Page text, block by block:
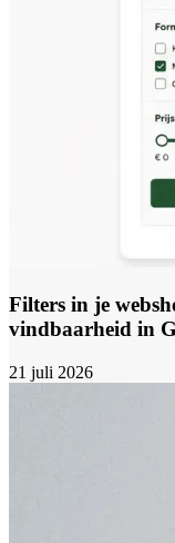
Filters in je
vindbaarheid in
21 juli 2026